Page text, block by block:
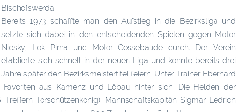
Bischofswerda.
Bereits 1973 schaffte man den Aufstieg in die Bezirksliga und
setzte sich dabei in den entscheidenden Spielen gegen Motor
Niesky, Lok Pirna und Motor Cossebaude durch. Der Verein
etablierte sich schnell in der neuen Liga und konnte bereits drei
Jahre später den Bezirksmeistertitel feiern. Unter Trainer Eberhard
aus Kamenz und Löbau hinter sich. Die Helden der
Torschützenkönig), Mannschaftskapitän Sigmar Ledrich